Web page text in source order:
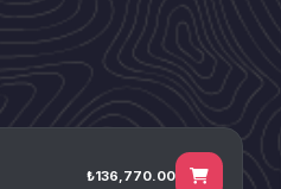
₺136,770.00